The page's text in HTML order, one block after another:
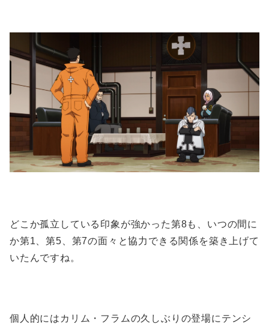
どこか孤立している印象が強かった第8も、いつの間に
か第1、第5、第7の面々と協力できる関係を築き上げて
いたんですね。
個人的にはカリム・フラムの久しぶりの登場にテンシ